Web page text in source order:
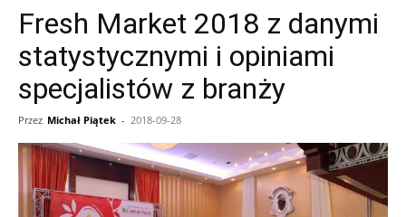
Fresh Market 2018 z danymi
statystycznymi i opiniami
specjalistów z branży
Przez Michał Piątek - 2018-09-28